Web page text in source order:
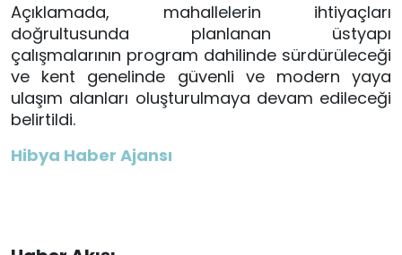
Açıklamada, mahallelerin ihtiyaçları
doğrultusunda planlanan üstyapı
çalışmalarının program dahilinde sürdürüleceği
ve kent genelinde güvenli ve modern yaya
ulaşım alanları oluşturulmaya devam edileceği
belirtildi.
Hibya Haber Ajansı